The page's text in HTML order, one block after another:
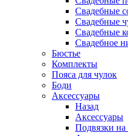
Свадебные
Свадебные
Свадебные
Свадебное
Бюстье
Комплекты
Пояса для чулок
Боди
Аксессуары
Назад
Аксессуары
Подвязки на